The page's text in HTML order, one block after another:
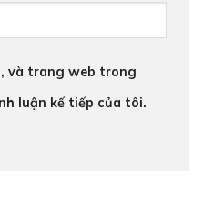
và trang web trong
luận kế tiếp của tôi.